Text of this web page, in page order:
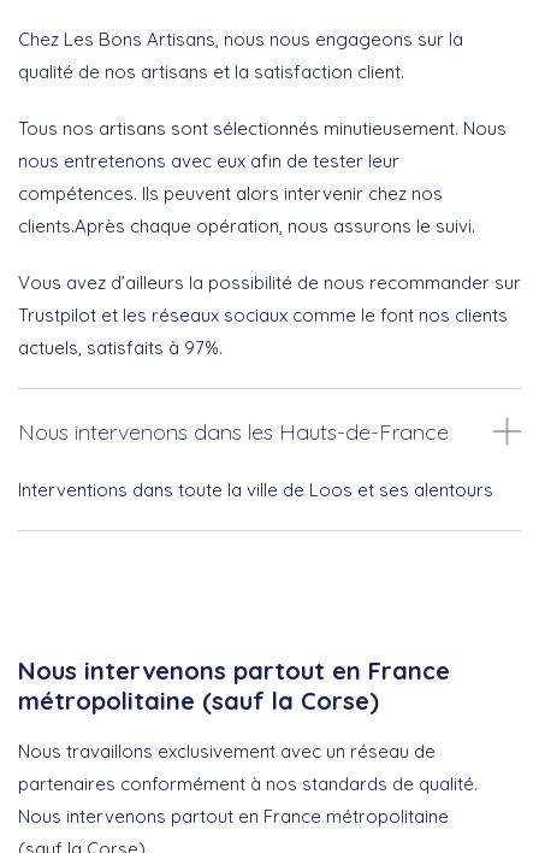
Chez Les Bons Artisans, nous nous engageons sur la
qualité de nos artisans et la satisfaction client.
Tous nos artisans sont sélectionnés minutieusement. Nous
nous entretenons avec eux afin de tester leur
compétences. Ils peuvent alors intervenir chez nos
clients.Après chaque opération, nous assurons le suivi.
Vous avez d’ailleurs la possibilité de nous recommander sur
Trustpilot et les réseaux sociaux comme le font nos clients
actuels, satisfaits à 97%.
Nous intervenons dans les Hauts-de-France
Interventions dans toute la ville de Loos et ses alentours
Nous intervenons partout en France
métropolitaine (sauf la Corse)
Nous travaillons exclusivement avec un réseau de
partenaires conformément à nos standards de qualité.
Nous intervenons partout en France métropolitaine